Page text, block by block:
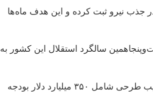
جذب نیرو ثبت کرده و این هدف ماه‌ها
سالگرد استقلال این کشور به
او از کنگره خواست پس از بازگشت به کار، تصویب طرحی شامل ۳۵۰ میلیارد دلار بودجه